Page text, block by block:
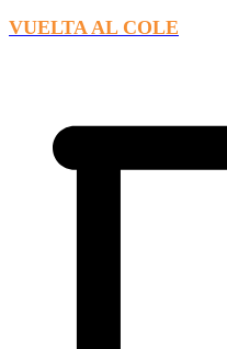
VUELTA AL COLE